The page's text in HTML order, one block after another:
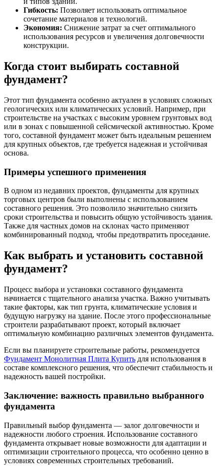
Гибкость: Позволяет использовать оптимальное
сочетание материалов и технологий.
Экономия: Снижение затрат за счет оптимального
использования ресурсов и увеличения долговечности
конструкции.
Когда стоит выбирать составной
фундамент?
Этот тип фундамента особенно актуален в условиях сложных
геологических или климатических условий. Например, при
строительстве на участках с высоким уровнем грунтовых вод
или в зонах с повышенной сейсмической активностью. Кроме
того, составной фундамент может быть идеальным решением
для крупных объектов, где требуется надежная и устойчивая
основа.
Примеры успешного применения
В одном из недавних проектов, фундаменты для крупных
торговых центров были выполнены с использованием
составного решения. Это позволило значительно снизить
сроки строительства и повысить общую устойчивость здания.
Также для частных домов на склонах часто применяют
комбинированный подход, чтобы предотвратить проседание.
Как выбрать и установить составной
фундамент?
Процесс выбора и установки составного фундамента
начинается с тщательного анализа участка. Важно учитывать
такие факторы, как тип грунта, климатические условия и
будущую нагрузку на здание. После этого профессиональные
строители разрабатывают проект, который включает
оптимальную комбинацию различных элементов фундамента.
Если вы планируете строительные работы, рекомендуется
Фундамент Монолитная Плита Купить для использования в
составе комплексного решения, что обеспечит стабильность и
надежность вашей постройки.
Заключение: важность правильно выбранного
фундамента
Правильный выбор фундамента — залог долговечности и
надежности любого строения. Использование составного
фундамента открывает новые возможности для адаптации и
оптимизации строительного процесса, что особенно ценно в
условиях современных строительных требований.